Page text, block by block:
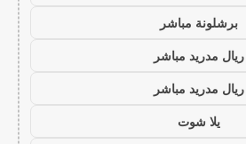
برشلونة مباشر
ريال مدريد مباشر
ريال مدريد مباشر
يلا شوت